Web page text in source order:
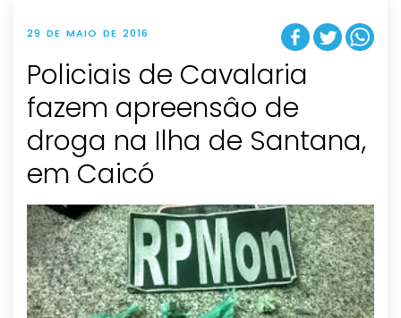
29 DE MAIO DE 2016
Policiais de Cavalaria
fazem apreensâo de
droga na Ilha de Santana,
em Caicó